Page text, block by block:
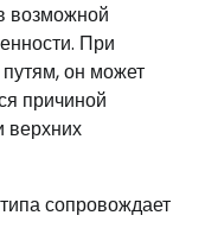
возможной
При
он может
причиной
верхних
сопровождает